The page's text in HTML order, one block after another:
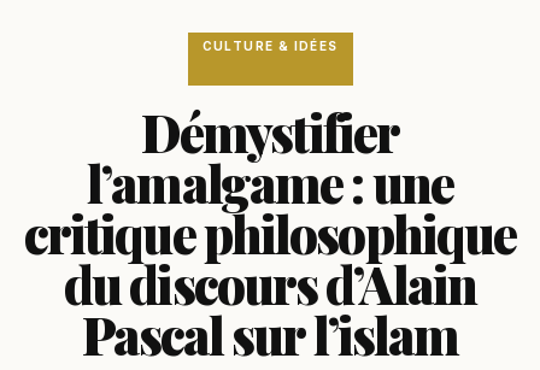
CULTURE & IDÉES
Démystifier
l’amalgame : une
critique philosophique
du discours d’Alain
Pascal sur l’islam